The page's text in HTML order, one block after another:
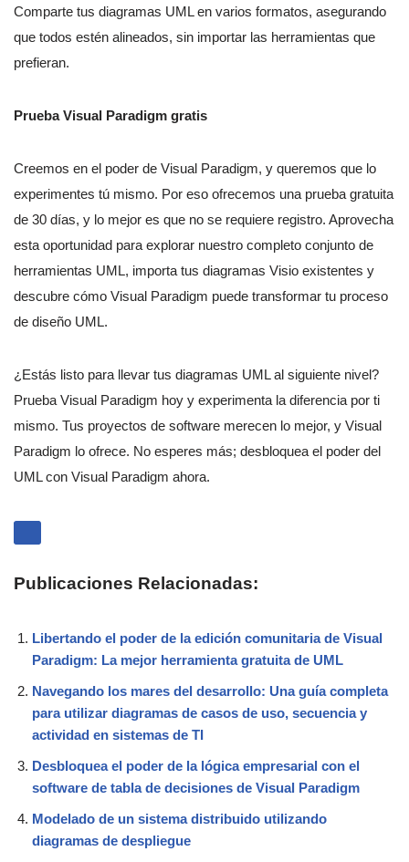
Comparte tus diagramas UML en varios formatos, asegurando
que todos estén alineados, sin importar las herramientas que
prefieran.
Prueba Visual Paradigm gratis
Creemos en el poder de Visual Paradigm, y queremos que lo
experimentes tú mismo. Por eso ofrecemos una prueba gratuita
de 30 días, y lo mejor es que no se requiere registro. Aprovecha
esta oportunidad para explorar nuestro completo conjunto de
herramientas UML, importa tus diagramas Visio existentes y
descubre cómo Visual Paradigm puede transformar tu proceso
de diseño UML.
¿Estás listo para llevar tus diagramas UML al siguiente nivel?
Prueba Visual Paradigm hoy y experimenta la diferencia por ti
mismo. Tus proyectos de software merecen lo mejor, y Visual
Paradigm lo ofrece. No esperes más; desbloquea el poder del
UML con Visual Paradigm ahora.
Publicaciones Relacionadas:
Libertando el poder de la edición comunitaria de Visual
Paradigm: La mejor herramienta gratuita de UML
Navegando los mares del desarrollo: Una guía completa
para utilizar diagramas de casos de uso, secuencia y
actividad en sistemas de TI
Desbloquea el poder de la lógica empresarial con el
software de tabla de decisiones de Visual Paradigm
Modelado de un sistema distribuido utilizando
diagramas de despliegue